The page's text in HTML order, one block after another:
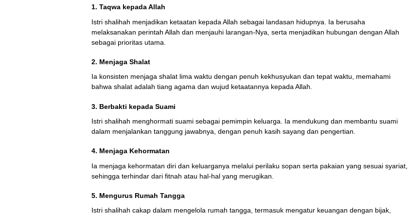
1. Taqwa kepada Allah
Istri shalihah menjadikan ketaatan kepada Allah sebagai landasan hidupnya. Ia berusaha
melaksanakan perintah Allah dan menjauhi larangan-Nya, serta menjadikan hubungan dengan Allah
sebagai prioritas utama.
2. Menjaga Shalat
Ia konsisten menjaga shalat lima waktu dengan penuh kekhusyukan dan tepat waktu, memahami
bahwa shalat adalah tiang agama dan wujud ketaatannya kepada Allah.
3. Berbakti kepada Suami
Istri shalihah menghormati suami sebagai pemimpin keluarga. Ia mendukung dan membantu suami
dalam menjalankan tanggung jawabnya, dengan penuh kasih sayang dan pengertian.
4. Menjaga Kehormatan
Ia menjaga kehormatan diri dan keluarganya melalui perilaku sopan serta pakaian yang sesuai syariat,
sehingga terhindar dari fitnah atau hal-hal yang merugikan.
5. Mengurus Rumah Tangga
Istri shalihah cakap dalam mengelola rumah tangga, termasuk mengatur keuangan dengan bijak,